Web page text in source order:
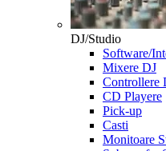
DJ/Studio
Software/
Mixere DJ
Controllere
CD Playere
Pick-up
Casti
Monitoare